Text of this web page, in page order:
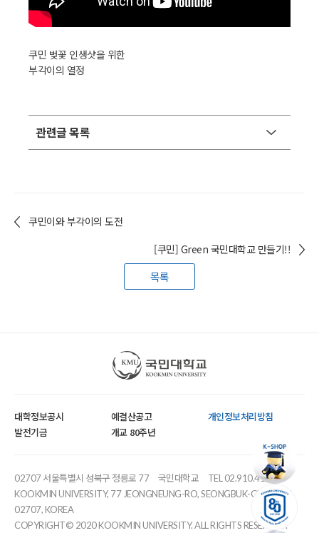
쿠민 벚꽃 인생샷을 위한
부각이의 열정
관련글 목록
쿠민이와 부각이의 도전
[쿠민] Green 국민대학교 만들기!!
목록
국민대학교
대학정보공시 예결산공고
개인정보처리방침
발전기금
개교 80주년
02707 서울특별시 성북구 정릉로 77 국민대학교
TEL 02.910.4114
KOOKMIN UNIVERSITY, 77 JEONGNEUNG-RO, SEONGBUK-GU, SEOUL,
02707, KOREA
COPYRIGHT© 2020 KOOKMIN UNIVERSITY. ALL RIGHTS RESERVED.